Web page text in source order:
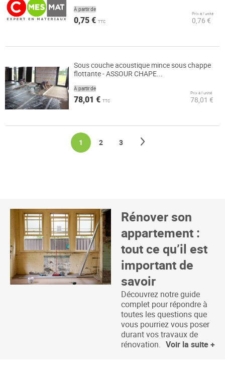
À partir de
0,75 € TTC
Prix à l’unité
0,76 €
Sous couche acoustique mince sous chappe
flottante - ASSOUR CHAPE...
À partir de
78,01 € TTC
Prix à l’unité
78,01 €
You're currently reading page
1 Page
2 Page
3
Rénover son
appartement :
tout ce qu’il est
important de
savoir
Découvrez notre guide
complet pour répondre à
toutes les questions que
vous pourriez vous poser
durant vos travaux de
rénovation. Voir la suite +